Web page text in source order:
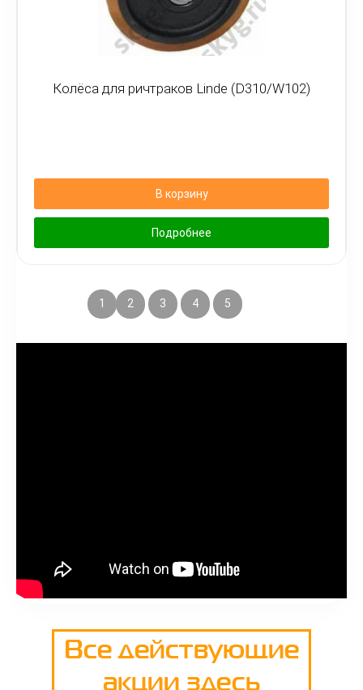
Колёса для ричтраков Linde (D310/W102)
В корзину
Подробнее
1 2 3 4 5